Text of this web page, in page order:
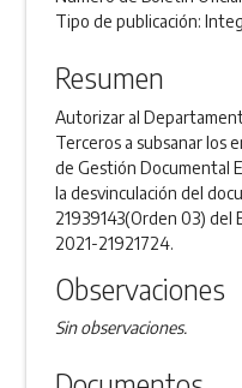
Tipo de publicación:
Resumen
Autorizar al
Terceros a subsanar los
de Gestión Documental
la desvinculación del
21939143(Orden 03) del
2021-21921724.
Observaciones
Sin observaciones.